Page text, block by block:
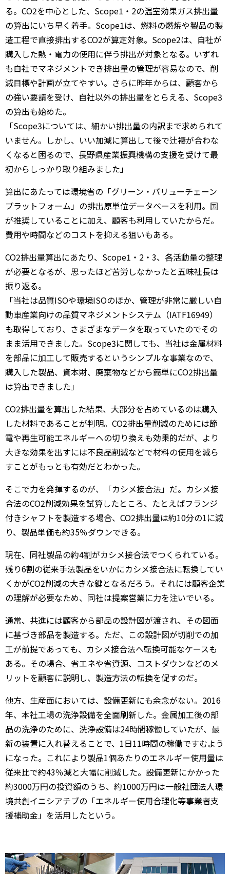
る。CO2を中心とした、Scope1・2の温室効果ガス排出量
の算出にいち早く着手。Scope1は、燃料の燃焼や製品の製
造工程で直接排出するCO2が算定対象。Scope2は、自社が
購入した熱・電力の使用に伴う排出が対象となる。いずれ
も自社でマネジメントでき排出量の管理が容易なので、削
減目標や計画が立てやすい。さらに昨年からは、顧客から
の強い要請を受け、自社以外の排出量をとらえる、Scope3
の算出も始めた。
「Scope3については、細かい排出量の内訳まで求められて
いません。しかし、いい加減に算出して後で辻褄が合わな
くなると困るので、長野県産業振興機構の支援を受けて最
初からしっかり取り組みました」
算出にあたっては環境省の「グリーン・バリューチェーン
プラットフォーム」の排出原単位データベースを利用。国
が推奨していることに加え、顧客も利用していたからだ。
費用や時間などのコストを抑える狙いもある。
CO2排出量算出にあたり、Scope1・2・3、各活動量の整理
が必要となるが、思ったほど苦労しなかったと五味社長は
振り返る。
「当社は品質ISOや環境ISOのほか、管理が非常に厳しい自
動車産業向けの品質マネジメントシステム（IATF16949）
も取得しており、さまざまなデータを取っていたのでその
まま活用できました。Scope3に関しても、当社は金属材料
を部品に加工して販売するというシンプルな事業なので、
購入した製品、資本財、廃棄物などから簡単にCO2排出量
は算出できました」
CO2排出量を算出した結果、大部分を占めているのは購入
した材料であることが判明。CO2排出量削減のためには節
電や再生可能エネルギーへの切り換えも効果的だが、より
大きな効果を出すには不良品削減などで材料の使用を減ら
すことがもっとも有効だとわかった。
そこで力を発揮するのが、「カシメ接合法」だ。カシメ接
合法のCO2削減効果を試算したところ、たとえばフランジ
付きシャフトを製造する場合、CO2排出量は約10分の1に減
り、製品単価も約35％ダウンできる。
現在、同社製品の約4割がカシメ接合法でつくられている。
残り6割の従来手法製品をいかにカシメ接合法に転換してい
くかがCO2削減の大きな鍵となるだろう。それには顧客企業
の理解が必要なため、同社は提案営業に力を注いでいる。
通常、共進には顧客から部品の設計図が渡され、その図面
に基づき部品を製造する。ただ、この設計図が切削での加
工が前提であっても、カシメ接合法へ転換可能なケースも
ある。その場合、省エネや省資源、コストダウンなどのメ
リットを顧客に説明し、製造方法の転換を促すのだ。
他方、生産面においては、設備更新にも余念がない。2016
年、本社工場の洗浄設備を全面刷新した。金属加工後の部
品の洗浄のために、洗浄設備は24時間稼働していたが、最
新の装置に入れ替えることで、1日11時間の稼働ですむよう
になった。これにより製品1個あたりのエネルギー使用量は
従来比で約43％減と大幅に削減した。設備更新にかかった
約3000万円の投資額のうち、約1000万円は一般社団法人環
境共創イニシアチブの「エネルギー使用合理化等事業者支
援補助金」を活用したという。